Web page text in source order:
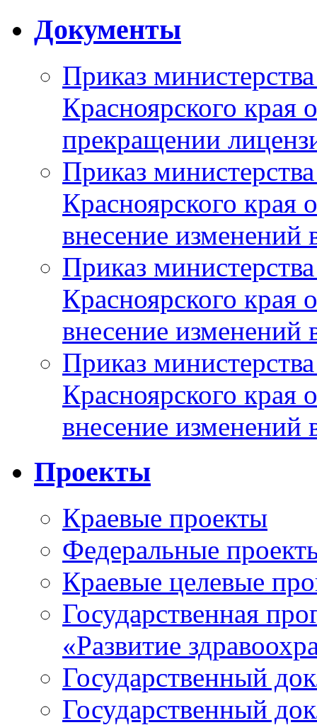
Документы
Приказ
Красноярского
прекращении
Приказ
Красноярского
внесение изменений
Приказ
Красноярского
внесение изменений
Приказ
Красноярского
внесение изменений
Проекты
Краевые проекты
Федеральные
Краевые целевые
Государственная
«Развитие
Государственный
Государственный